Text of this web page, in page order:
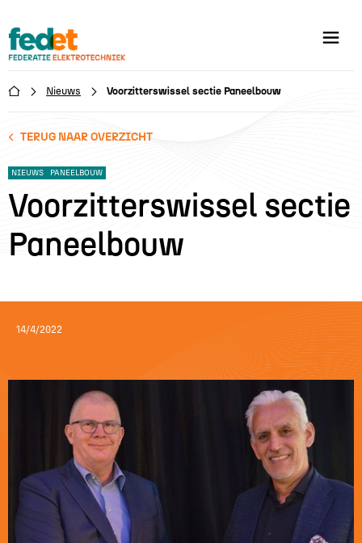
 Nieuws Voorzitterswissel sectie Paneelbouw
TERUG NAAR OVERZICHT
NIEUWS PANEELBOUW
Voorzitterswissel sectie
Paneelbouw
14/4/2022